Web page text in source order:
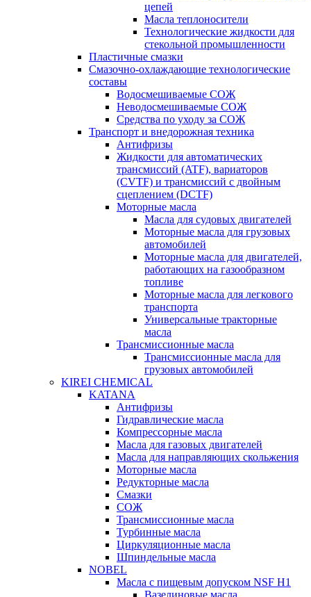
цепей
Масла теплоносители
Технологические жидкости для
стекольной промышленности
Пластичные смазки
Смазочно-охлаждающие технологические
составы
Водосмешиваемые СОЖ
Неводосмешиваемые СОЖ
Средства по уходу за СОЖ
Транспорт и внедорожная техника
Антифризы
Жидкости для автоматических
трансмиссий (ATF), вариаторов
(CVTF) и трансмиссий с двойным
сцеплением (DCTF)
Моторные масла
Масла для судовых двигателей
Моторные масла для грузовых
автомобилей
Моторные масла для двигателей,
работающих на газообразном
топливе
Моторные масла для легкового
транспорта
Универсальные тракторные
масла
Трансмиссионные масла
Трансмиссионные масла для
грузовых автомобилей
KIREI CHEMICAL
KATANA
Антифризы
Гидравлические масла
Компрессорные масла
Масла для газовых двигателей
Масла для направляющих скольжения
Моторные масла
Редукторные масла
Смазки
СОЖ
Трансмиссионные масла
Турбинные масла
Циркуляционные масла
Шпиндельные масла
NOBEL
Масла с пищевым допуском NSF H1
Вазелиновые масла